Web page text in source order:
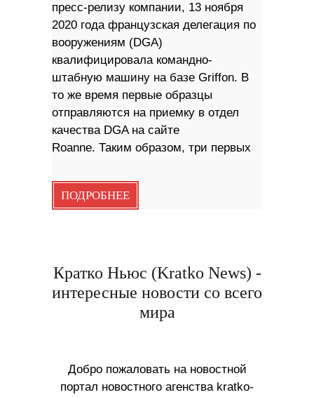
пресс-релизу компании, 13 ноября
2020 года французская делегация по
вооружениям (DGA)
квалифицировала командно-
штабную машину на базе Griffon. В
то же время первые образцы
отправляются на приемку в отдел
качества DGA на сайте
Roanne. Таким образом, три первых
ПОДРОБНЕЕ
Кратко Ньюс (Kratko News) -
интересные новости со всего
мира
Добро пожаловать на новостной
портал новостного агенства kratko-